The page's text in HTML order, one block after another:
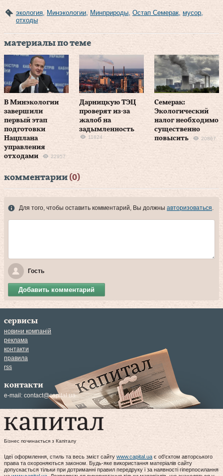
экология Минэкологии Минприроды Остап Семерак мусор
отходы
материалы по теме
В Минэкологии
завершили
первый этап
подготовки
Нацплана
управления
отходами
22957
Дарницкую ТЭЦ
проверят из-за
жалоб на
задымленность
11824
Семерак:
Экологический
налог необходимо
существенно
повысить
20867
комментарии (0)
Для того, чтобы оставить комментарий, Вы должны авторизоваться.
Гость
Добавить комментарий
сервисы
новини компаній
реклама
контакти
правила
rss
контакти
e-mail: contact@capital.ua
Бізнес починається з Капіталу
Ідеї оформлення, стиль та весь зміст сайту www.capital.uaє об'єктом авторського
права та охороняються законом. Будь-яке використання матеріалів сайту
допускається тільки при дотриманні правил передруку і за наявності гіперпосилання